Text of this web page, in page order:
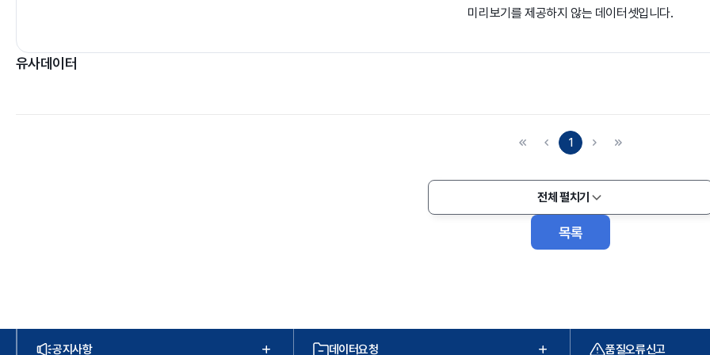
미리보기를 제공하지 않는 데이터셋입니다.
유사데이터
1
전체 펼치기
목록
공지사항 데이터요청 품질오류신고